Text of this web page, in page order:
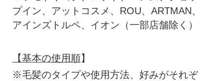
プイン、アットコスメ、ROU、ARTMAN、
アインズトルペ、イオン（一部店舗除く）
【基本の使用順】
※毛髪のタイプや使用方法、好みがそれぞ